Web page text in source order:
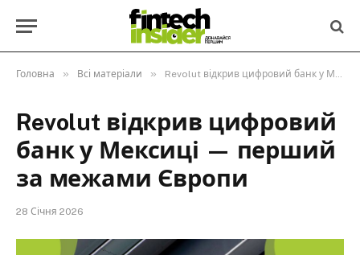
Головна » Всі матеріали » Revolut відкрив цифровий банк у Мексиці — перший за межами Європи
Revolut відкрив цифровий
банк у Мексиці — перший
за межами Європи
28 Січня 2026